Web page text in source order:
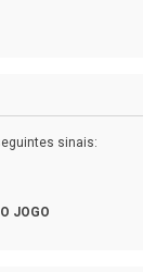
sinais:
JOGO